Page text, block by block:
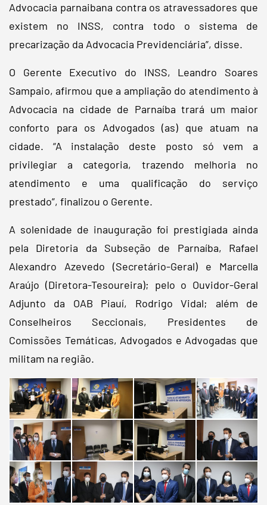
Advocacia parnaibana contra os atravessadores que
existem no INSS, contra todo o sistema de
precarização da Advocacia Previdenciária”, disse.
O Gerente Executivo do INSS, Leandro Soares
Sampaio, afirmou que a ampliação do atendimento à
Advocacia na cidade de Parnaíba trará um maior
conforto para os Advogados (as) que atuam na
cidade. “A instalação deste posto só vem a
privilegiar a categoria, trazendo melhoria no
atendimento e uma qualificação do serviço
prestado”, finalizou o Gerente.
A solenidade de inauguração foi prestigiada ainda
pela Diretoria da Subseção de Parnaíba, Rafael
Alexandro Azevedo (Secretário-Geral) e Marcella
Araújo (Diretora-Tesoureira); pelo o Ouvidor-Geral
Adjunto da OAB Piauí, Rodrigo Vidal; além de
Conselheiros Seccionais, Presidentes de
Comissões Temáticas, Advogados e Advogadas que
militam na região.